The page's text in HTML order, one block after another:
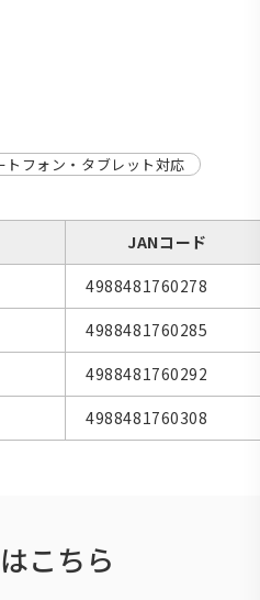
トフォン・タブレット対応
JANコード
4988481760278
4988481760285
4988481760292
4988481760308
こちら